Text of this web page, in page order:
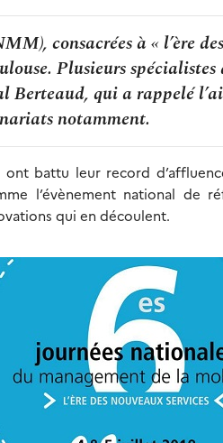
consacrées à « l’ère
Plusieurs spécialistes
Berteaud, qui a rappelé
notamment.
battu leur record
l’évènement national de
qui en découlent.